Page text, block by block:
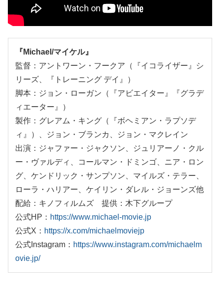
『Michael/マイケル』
監督：アントワーン・フークア（『イコライザー』シ
リーズ、『トレーニング デイ』）
脚本：ジョン・ローガン（『アビエイター』『グラデ
ィエーター』）
製作：グレアム・キング（『ボヘミアン・ラプソデ
ィ』）、ジョン・ブランカ、ジョン・マクレイン
出演：ジャファー・ジャクソン、ジュリアーノ・クル
ー・ヴァルディ、コールマン・ドミンゴ、ニア・ロン
グ、ケンドリック・サンプソン、マイルズ・テラー、
ローラ・ハリアー、ケイリン・ダレル・ジョーンズ他
配給：キノフィルムズ 提供：木下グループ
公式HP： https://www.michael-movie.jp
公式X： https://x.com/michaelmoviejp
公式Instagram： https://www.instagram.com/michaelm
ovie.jp/